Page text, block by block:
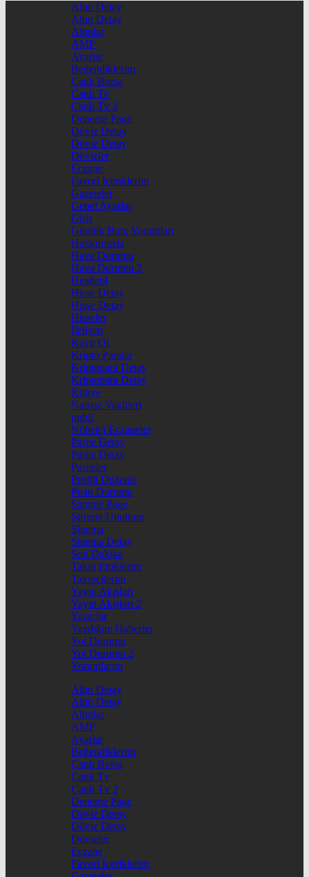
Altın Detay
Altın Detay
Altınlar
AMP
Ayarlar
Beğendiklerim
Canlı Borsa
Canlı Tv
Canlı Tv 2
Deneme Page
Döviz Detay
Döviz Detay
Dövizler
Eczane
Favori İçeriklerim
Gazeteler
Genel Ayarlar
Giriş
Günlük Burç Yorumları
Hakkımızda
Hava Durumu
Hava Durumu 2
Header4
Hisse Detay
Hisse Detay
Hisseler
İletişim
Kayıt Ol
Kripto Paralar
Kriptopara Detay
Kriptopara Detay
Künye
Namaz Vakitleri
nnbil
Nöbetçi Eczaneler
Parite Detay
Parite Detay
Pariteler
Profili Düzenle
Puan Durumu
Sample Page
Şifremi Unuttum
Sinema
Sinema Detay
Son Dakika
Takip Ettiklerim
Takipçilerim
Yayın Akışları
Yayın Akışları 2
Yazarlar
Yazdığım Haberler
Yol Durumu
Yol Durumu 2
Yorumlarım
Altın Detay
Altın Detay
Altınlar
AMP
Ayarlar
Beğendiklerim
Canlı Borsa
Canlı Tv
Canlı Tv 2
Deneme Page
Döviz Detay
Döviz Detay
Dövizler
Eczane
Favori İçeriklerim